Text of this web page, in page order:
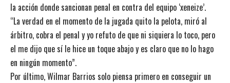
la acción donde sancionan penal en contra del equipo ‘xeneize’.
“La verdad en el momento de la jugada quito la pelota, miró al
árbitro, cobra el penal y yo refuto de que ni siquiera lo toco, pero
el me dijo que sí le hice un toque abajo y es claro que no lo hago
en ningún momento”.
Por último, Wilmar Barrios solo piensa primero en conseguir un